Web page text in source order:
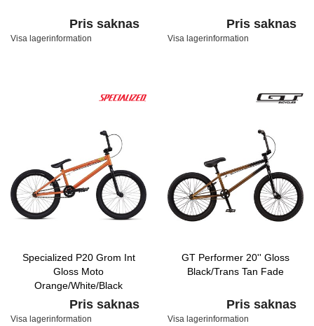
Pris saknas
Visa lagerinformation
Pris saknas
Visa lagerinformation
Specialized P20 Grom Int
Gloss Moto
Orange/White/Black
Pris saknas
Visa lagerinformation
GT Performer 20'' Gloss
Black/Trans Tan Fade
Pris saknas
Visa lagerinformation